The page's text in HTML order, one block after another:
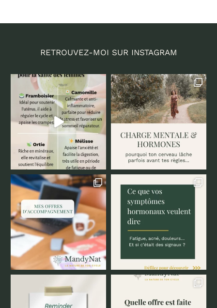
RETROUVEZ-MOI SUR INSTAGRAM